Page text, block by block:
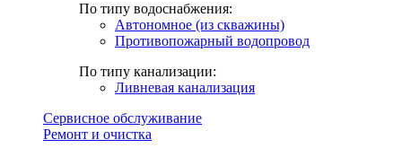
По типу водоснабжения:
Автономное (из скважины)
Противопожарный водопровод
По типу канализации:
Ливневая канализация
Сервисное обслуживание
Ремонт и очистка